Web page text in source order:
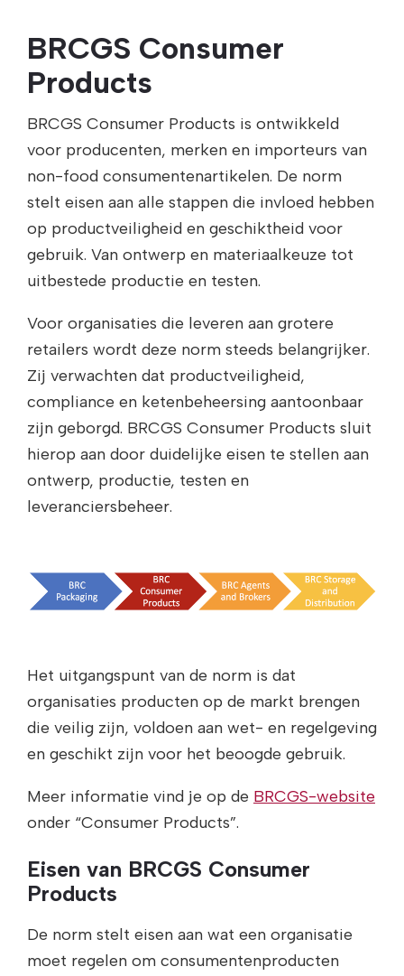
BRCGS Consumer
Products
BRCGS Consumer Products is ontwikkeld
voor producenten, merken en importeurs van
non-food consumentenartikelen. De norm
stelt eisen aan alle stappen die invloed hebben
op productveiligheid en geschiktheid voor
gebruik. Van ontwerp en materiaalkeuze tot
uitbestede productie en testen.
Voor organisaties die leveren aan grotere
retailers wordt deze norm steeds belangrijker.
Zij verwachten dat productveiligheid,
compliance en ketenbeheersing aantoonbaar
zijn geborgd. BRCGS Consumer Products sluit
hierop aan door duidelijke eisen te stellen aan
ontwerp, productie, testen en
leveranciersbeheer.
Het uitgangspunt van de norm is dat
organisaties producten op de markt brengen
die veilig zijn, voldoen aan wet- en regelgeving
en geschikt zijn voor het beoogde gebruik.
Meer informatie vind je op de BRCGS-website
onder “Consumer Products”.
Eisen van BRCGS Consumer
Products
De norm stelt eisen aan wat een organisatie
moet regelen om consumentenproducten